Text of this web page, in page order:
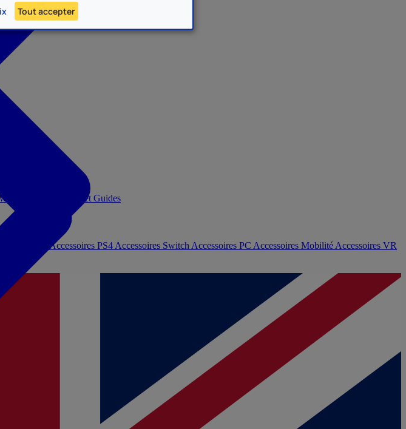
Tout accepter
Livres et Guides
et Mémoire Accessoires PS4 Accessoires Switch Accessoires PC Accessoires Mobilité Accessoires VR